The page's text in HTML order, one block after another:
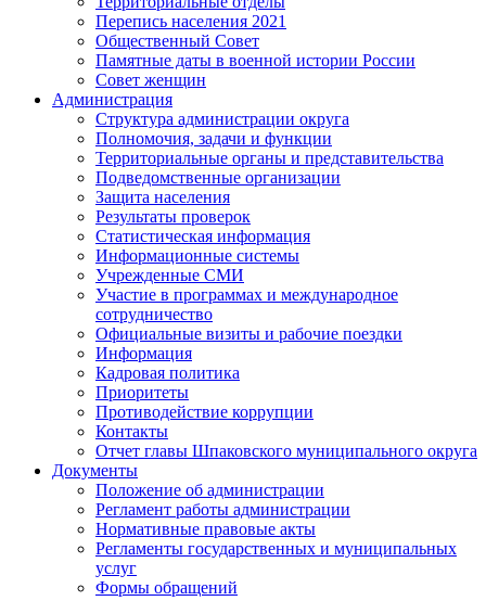
Перепись населения 2021
Общественный Совет
Памятные даты в военной истории России
Совет женщин
Администрация
Структура администрации округа
Полномочия, задачи и функции
Территориальные органы и представительства
Подведомственные организации
Защита населения
Результаты проверок
Статистическая информация
Информационные системы
Учрежденные СМИ
Участие в программах и международное
сотрудничество
Официальные визиты и рабочие поездки
Информация
Кадровая политика
Приоритеты
Противодействие коррупции
Контакты
Отчет главы Шпаковского муниципального округа
Документы
Положение об администрации
Регламент работы администрации
Нормативные правовые акты
Регламенты государственных и муниципальных
услуг
Формы обращений